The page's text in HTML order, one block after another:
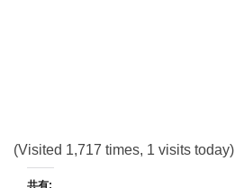
(Visited 1,717 times, 1 visits today)
共有: